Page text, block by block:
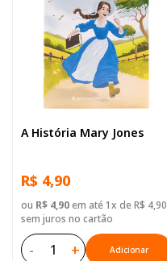
A História Mary Jones
R$ 4,90
ou R$ 4,90em até 1x de R$ 4,90
sem juros no cartão
- + Adicionar